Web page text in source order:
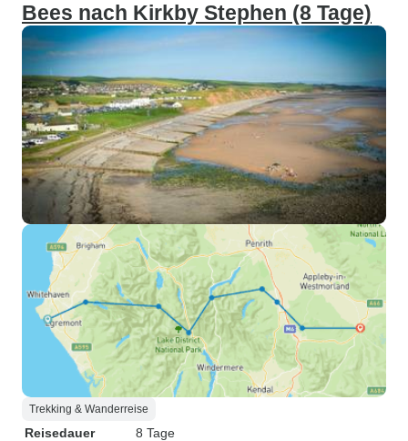
Bees nach Kirkby Stephen (8 Tage)
Trekking & Wanderreise
Reisedauer
8 Tage